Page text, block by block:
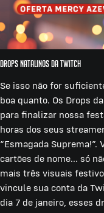
Drops Natalinos da Twitch
Se isso não for
boa quanto. Os Drops
para finalizar nossa
horas dos seus
“Esmagada Suprema!”.
cartões de nome... só
mais três visuais
vincule sua conta da
dia 7 de janeiro, esses